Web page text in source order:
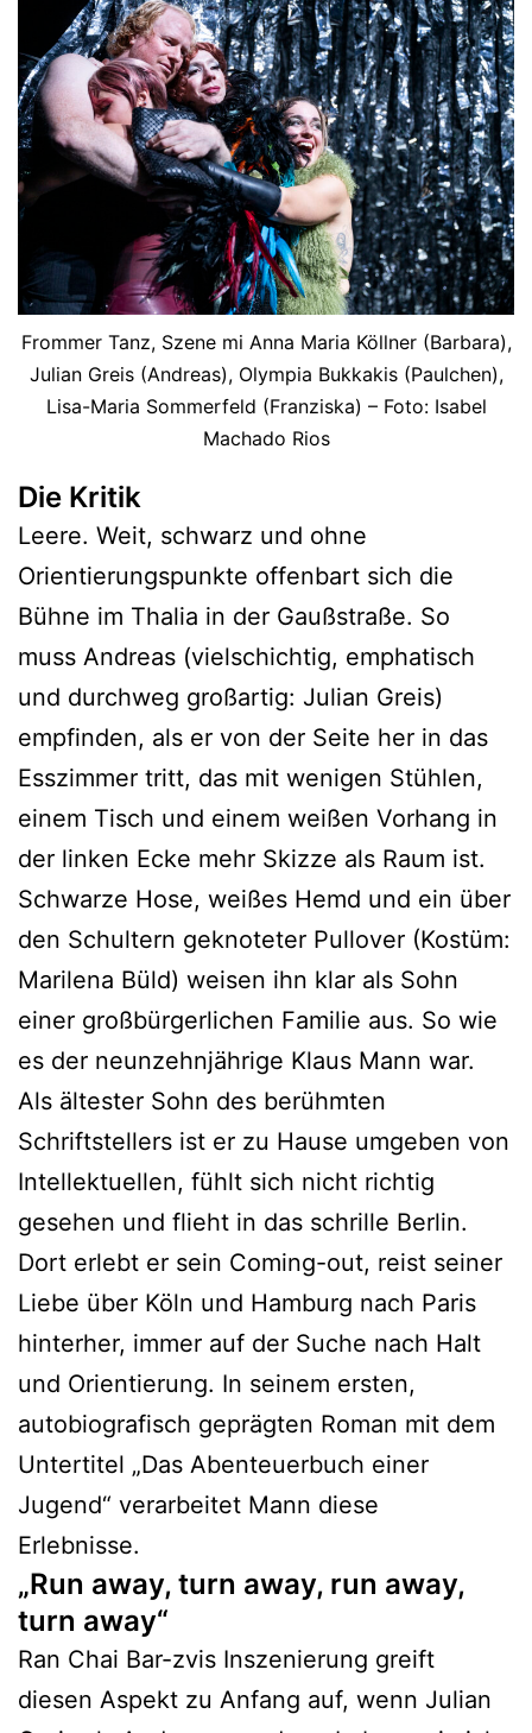
Frommer Tanz, Szene mi Anna Maria Köllner (Barbara),
Julian Greis (Andreas), Olympia Bukkakis (Paulchen),
Lisa-Maria Sommerfeld (Franziska) – Foto: Isabel
Machado Rios
Die Kritik
Leere. Weit, schwarz und ohne
Orientierungspunkte offenbart sich die
Bühne im Thalia in der Gaußstraße. So
muss Andreas (vielschichtig, emphatisch
und durchweg großartig: Julian Greis)
empfinden, als er von der Seite her in das
Esszimmer tritt, das mit wenigen Stühlen,
einem Tisch und einem weißen Vorhang in
der linken Ecke mehr Skizze als Raum ist.
Schwarze Hose, weißes Hemd und ein über
den Schultern geknoteter Pullover (Kostüm:
Marilena Büld) weisen ihn klar als Sohn
einer großbürgerlichen Familie aus. So wie
es der neunzehnjährige Klaus Mann war.
Als ältester Sohn des berühmten
Schriftstellers ist er zu Hause umgeben von
Intellektuellen, fühlt sich nicht richtig
gesehen und flieht in das schrille Berlin.
Dort erlebt er sein Coming-out, reist seiner
Liebe über Köln und Hamburg nach Paris
hinterher, immer auf der Suche nach Halt
und Orientierung. In seinem ersten,
autobiografisch geprägten Roman mit dem
Untertitel „Das Abenteuerbuch einer
Jugend“ verarbeitet Mann diese
Erlebnisse.
„Run away, turn away, run away,
turn away“
Ran Chai Bar-zvis Inszenierung greift
diesen Aspekt zu Anfang auf, wenn Julian